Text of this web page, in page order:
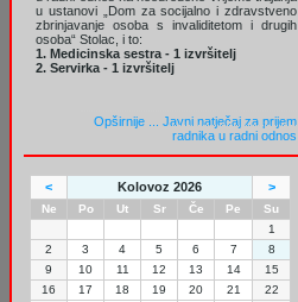
u ustanovi „Dom za socijalno i zdravstveno
zbrinjavanje osoba s invaliditetom i drugih
osoba“ Stolac, i to:
1. Medicinska sestra - 1 izvršitelj
2. Servirka - 1 izvršitelj
Opširnije ... Javni natječaj za prijem
radnika u radni odnos
< Kolovoz 2026 >
Ne Po Ut Sr Če Pe
Su
1
2
3 4 5 6 7
8
9
10 11 12 13 14
15
16
17 18 19 20 21
22